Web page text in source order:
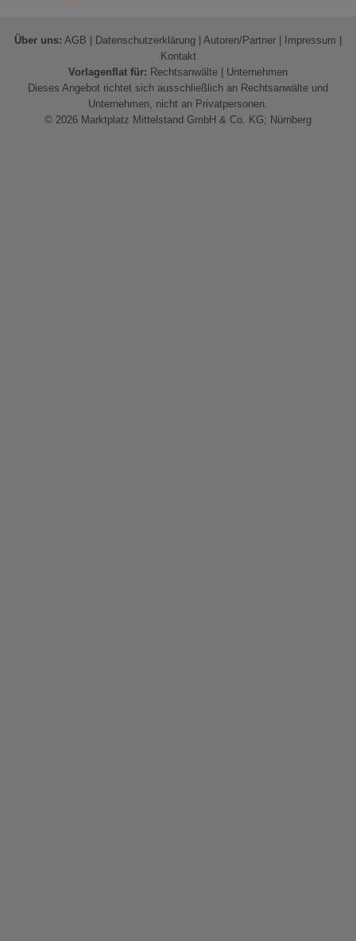
Über uns: AGB Datenschutzerklärung Autoren/Partner Impressum
Kontakt
Vorlagenflat für: Rechtsanwälte
Unternehmen
Dieses Angebot richtet sich ausschließlich an Rechtsanwälte und
Unternehmen, nicht an Privatpersonen.
© 2026 Marktplatz Mittelstand GmbH & Co. KG; Nürnberg